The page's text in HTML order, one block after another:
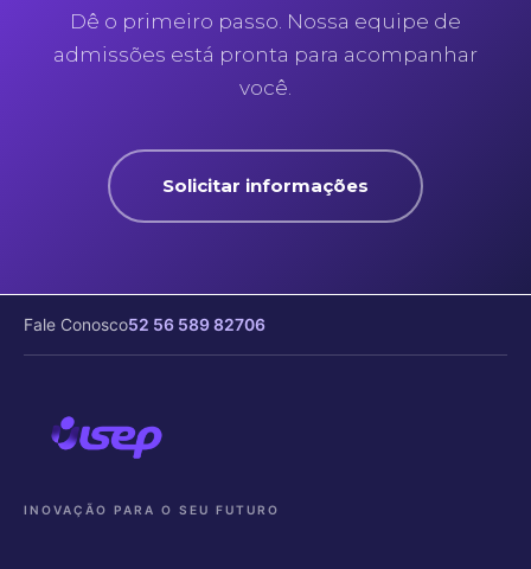
Dê o primeiro passo. Nossa equipe de
admissões está pronta para acompanhar
você.
Solicitar informações
Fale Conosco52 56 589 82706
INOVAÇÃO PARA O SEU FUTURO